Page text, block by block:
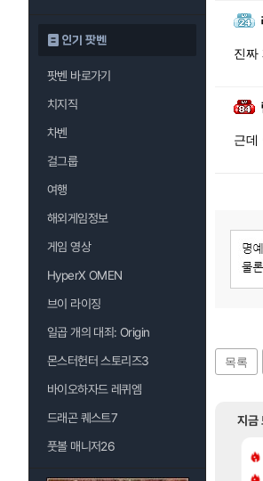
인기 팟벤
팟벤 바로가기
치지직
차벤
걸그룹
여행
해외게임정보
게임 영상
HyperX OMEN
브이 라이징
일곱 개의 대죄: Origin
몬스터헌터 스토리즈3
바이오하자드 레퀴엠
드래곤 퀘스트7
풋볼 매니저26
진짜
근데
목록
지금
원 이라길래 결제 취소하고 나왔다
[13]
신작 서브컬쳐 게임 [펄 인 블루] 티저 사이트 오픈